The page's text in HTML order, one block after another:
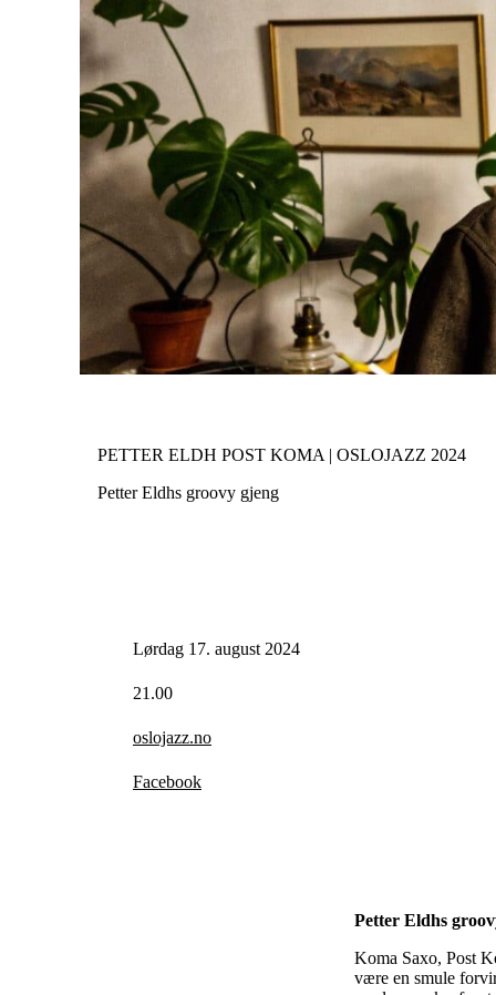
PETTER ELDH POST KOMA | OSLOJAZZ 2024
Petter Eldhs groovy gjeng
Lørdag 17. august 2024
21.00
oslojazz.no
Facebook
Petter Eldhs
Koma Saxo, Post
være en smule